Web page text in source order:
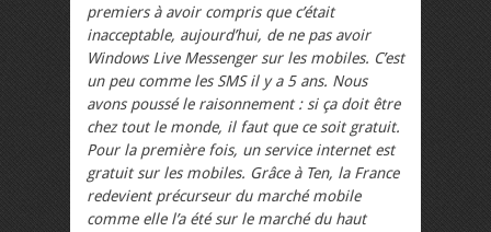
premiers à avoir compris que c’était
inacceptable, aujourd’hui, de ne pas avoir
Windows Live Messenger sur les mobiles. C’est
un peu comme les SMS il y a 5 ans. Nous
avons poussé le raisonnement : si ça doit être
chez tout le monde, il faut que ce soit gratuit.
Pour la première fois, un service internet est
gratuit sur les mobiles. Grâce à Ten, la France
redevient précurseur du marché mobile
comme elle l’a été sur le marché du haut